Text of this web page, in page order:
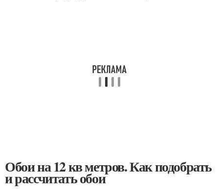
Обои на 12 кв метров. Как подобрать
и рассчитать обои